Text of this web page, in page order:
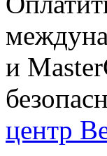
и
центр